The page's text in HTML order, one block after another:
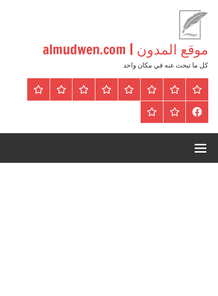
المحتوى
موقع المدون | almudwen.com
كل ما تبحث عنه في مكان واحد
الرئيسيةالمواضيعوظائف
محلية
/
دولية
عقارات Blog
من
اتصل
سياسة
FaceBookعقارات
للبيع
أرشيف
موقع